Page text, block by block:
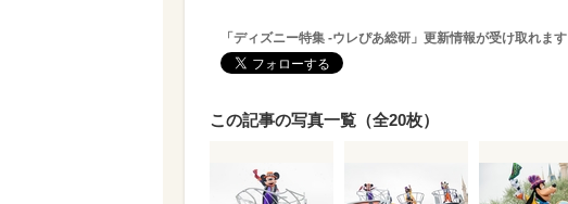
「ディズニー特集 -ウレぴあ総研」更新情報が受け取れます
この記事の写真一覧（全20枚）